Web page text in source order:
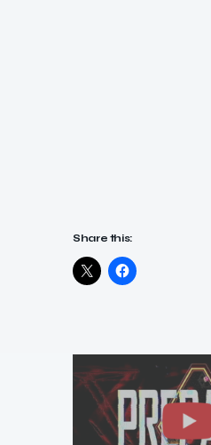
Share this: